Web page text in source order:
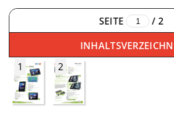
SEITE / 2
1
2